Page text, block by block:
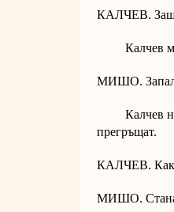
КАЛЧЕВ.
Калчев
МИШО.
Калчев не
прегръщат.
КАЛЧЕВ. Как
МИШО.